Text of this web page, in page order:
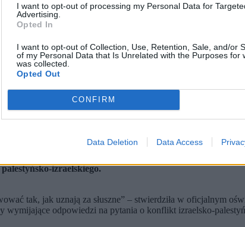
I want to opt-out of processing my Personal Data for
Advertising.
Opted In
I want to opt-out of Collection, Use, Retention, Sale, and/or
of my Personal Data that Is Unrelated with the Purposes for
was collected.
Opted Out
CONFIRM
Data Deletion Data Access
(fot. Shutterstock / Shutterstock)
izraelskiego.
tak, jak uznają za słuszne” – stwierdziła w oficjalnym
wymijające odpowiedzi na pytania o konflikt izraelsko-